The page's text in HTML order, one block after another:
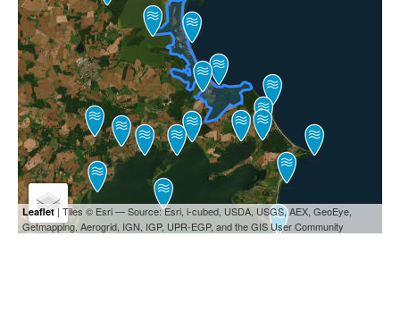
Leaflet| Tiles © Esri — Source: Esri, i-cubed, USDA, USGS, AEX, GeoEye,
Getmapping, Aerogrid, IGN, IGP, UPR-EGP, and the GIS User Community